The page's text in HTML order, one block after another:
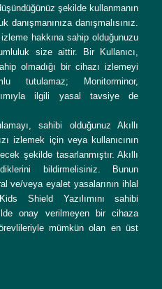
şekilde kullanmanın
danışmalısınız.
hakkına sahip olduğunuzu
size aittir. Bir Kullanıcı,
olmadığı bir cihazı izlemeyi
tutulamaz; Monitorminor,
ilgili yasal tavsiye de
sahibi olduğunuz Akıllı
izlemek için veya kullanıcının
şekilde tasarlanmıştır. Akıllı
bildirmelisiniz. Bunun
ve/veya eyalet yasalarının ihlal
Shield Yazılımını sahibi
onay verilmeyen bir cihaza
mümkün olan en üst